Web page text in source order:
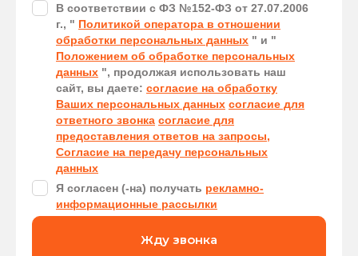
В соответствии с ФЗ №152-ФЗ от 27.07.2006
г., " Политикой оператора в отношении
обработки персональных данных " и "
Положением об обработке персональных
данных ", продолжая использовать наш
сайт, вы даете: согласие на обработку
Ваших персональных данных согласие для
ответного звонка согласие для
предоставления ответов на запросы,
Согласие на передачу персональных
данных
Я согласен (-на) получать рекламно-
информационные рассылки
Жду звонка